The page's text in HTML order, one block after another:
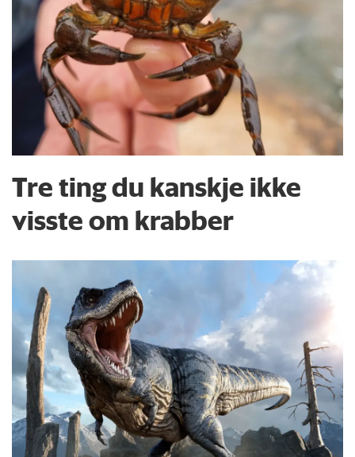
Tre ting du kanskje ikke
visste om krabber